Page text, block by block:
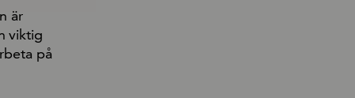
är
viktig
på